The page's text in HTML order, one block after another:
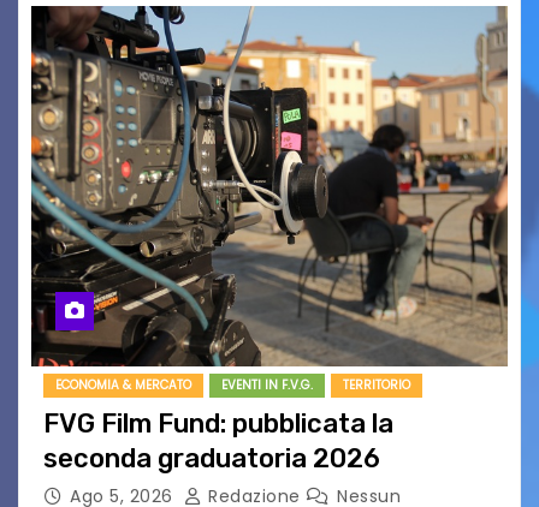
ECONOMIA & MERCATO EVENTI IN F.V.G. TERRITORIO
FVG Film Fund: pubblicata la
seconda graduatoria 2026
Ago 5, 2026 Redazione
Nessun